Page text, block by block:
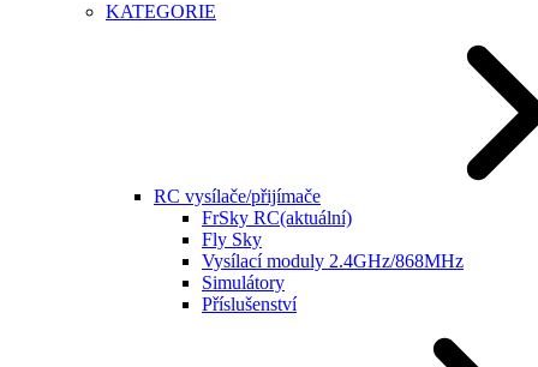
KATEGORIE
RC vysílače/přijímače
FrSky RC(aktuální)
Fly Sky
Vysílací moduly 2.4GHz/868MHz
Simulátory
Příslušenství